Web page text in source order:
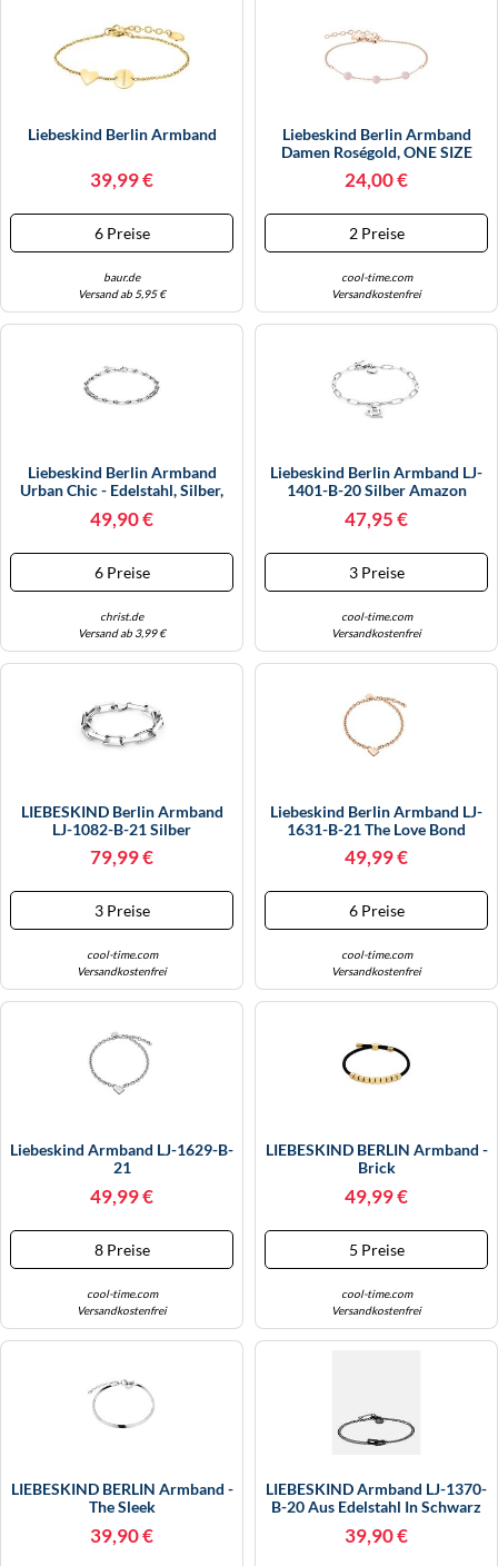
SANDALEN
SCHUHZUBEHÖR
SNEAKERS
STIEFEL
TREKKINGSANDALEN
TASCHEN-ZUBEHÖR
Liebeskind Berlin Armband
39,99 €
6 Preise
baur.de
Versand ab 5,95 €
Liebeskind Berlin Armband
Damen Roségold, ONE SIZE
24,00 €
2 Preise
cool-time.com
Versandkostenfrei
Liebeskind Berlin Armband
Urban Chic - Edelstahl, Silber,
Karabiner Für Damen
49,90 €
6 Preise
christ.de
Versand ab 3,99 €
Liebeskind Berlin Armband LJ-
1401-B-20 Silber Amazon
47,95 €
3 Preise
cool-time.com
Versandkostenfrei
LIEBESKIND Berlin Armband
LJ-1082-B-21 Silber
79,99 €
3 Preise
cool-time.com
Versandkostenfrei
Liebeskind Berlin Armband LJ-
1631-B-21 The Love Bond
Edelstahl IP Roségold Damen
ONE SIZE
49,99 €
6 Preise
cool-time.com
Versandkostenfrei
Liebeskind Armband LJ-1629-B-
21
49,99 €
8 Preise
cool-time.com
Versandkostenfrei
LIEBESKIND BERLIN Armband -
Brick
49,99 €
5 Preise
cool-time.com
Versandkostenfrei
LIEBESKIND BERLIN Armband -
The Sleek
39,90 €
LIEBESKIND Armband LJ-1370-
B-20 Aus Edelstahl In Schwarz
39,90 €